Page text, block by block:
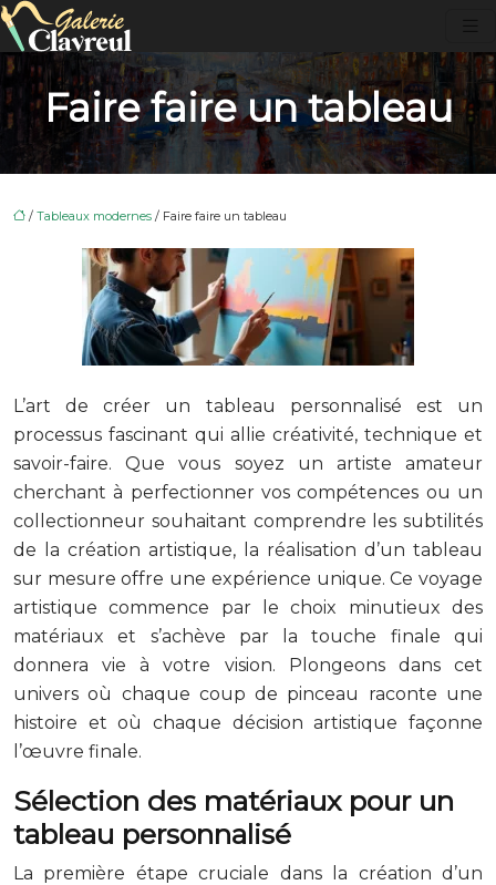
Faire faire un tableau
/ Tableaux modernes / Faire faire un tableau
L’art de créer un tableau personnalisé est un
processus fascinant qui allie créativité, technique et
savoir-faire. Que vous soyez un artiste amateur
cherchant à perfectionner vos compétences ou un
collectionneur souhaitant comprendre les subtilités
de la création artistique, la réalisation d’un tableau
sur mesure offre une expérience unique. Ce voyage
artistique commence par le choix minutieux des
matériaux et s’achève par la touche finale qui
donnera vie à votre vision. Plongeons dans cet
univers où chaque coup de pinceau raconte une
histoire et où chaque décision artistique façonne
l’œuvre finale.
Sélection des matériaux pour un
tableau personnalisé
La première étape cruciale dans la création d’un